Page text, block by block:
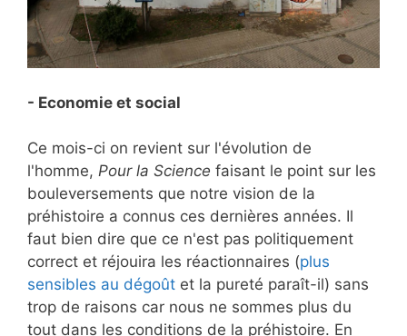
- Economie et social
Ce mois-ci on revient sur l'évolution de
l'homme, Pour la Science faisant le point sur les
bouleversements que notre vision de la
préhistoire a connus ces dernières années. Il
faut bien dire que ce n'est pas politiquement
correct et réjouira les réactionnaires (plus
sensibles au dégoût et la pureté paraît-il) sans
trop de raisons car nous ne sommes plus du
tout dans les conditions de la préhistoire. En